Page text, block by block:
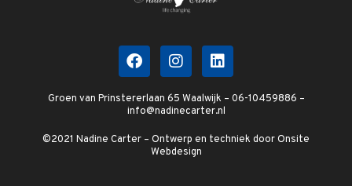
Groen van Prinstererlaan 65 Waalwijk – 06-10459886 –
info@nadinecarter.nl
©2021 Nadine Carter – Ontwerp en techniek doorOnsite
Webdesign